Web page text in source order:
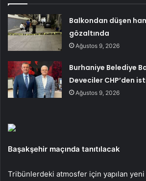
Balkondan düşen
gözaltında
Ağustos 9, 2026
Burhaniye Belediye
Deveciler CHP’den
Ağustos 9, 2026
Başakşehir maçında tanıtılacak
Tribünlerdeki atmosfer için yapılan yeni